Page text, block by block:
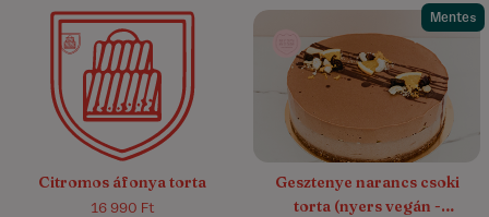
4.8/5 (4)
Citromos áfonya torta
16 990 Ft
Mentes
Gesztenye narancs csoki
torta (nyers vegán -